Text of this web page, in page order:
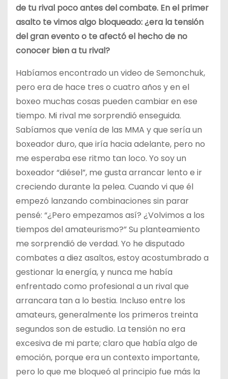
de tu rival poco antes del combate. En el primer
asalto te vimos algo bloqueado: ¿era la tensión
del gran evento o te afectó el hecho de no
conocer bien a tu rival?
Habíamos encontrado un video de Semonchuk,
pero era de hace tres o cuatro años y en el
boxeo muchas cosas pueden cambiar en ese
tiempo. Mi rival me sorprendió enseguida.
Sabíamos que venía de las MMA y que sería un
boxeador duro, que iría hacia adelante, pero no
me esperaba ese ritmo tan loco. Yo soy un
boxeador “diésel”, me gusta arrancar lento e ir
creciendo durante la pelea. Cuando vi que él
empezó lanzando combinaciones sin parar
pensé: “¿Pero empezamos así? ¿Volvimos a los
tiempos del amateurismo?” Su planteamiento
me sorprendió de verdad. Yo he disputado
combates a diez asaltos, estoy acostumbrado a
gestionar la energía, y nunca me había
enfrentado como profesional a un rival que
arrancara tan a lo bestia. Incluso entre los
amateurs, generalmente los primeros treinta
segundos son de estudio. La tensión no era
excesiva de mi parte; claro que había algo de
emoción, porque era un contexto importante,
pero lo que me bloqueó al principio fue más la